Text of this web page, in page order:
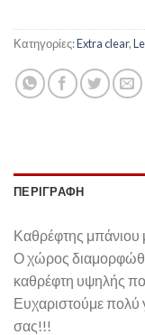
Κατηγορίες:Extra clear,
ΠΕΡΙΓΡΑΦΉ
Καθρέφτης μπάνιου
Ο χώρος
καθρέφτη υψηλής
Ευχαριστούμε πολύ
σας!!!